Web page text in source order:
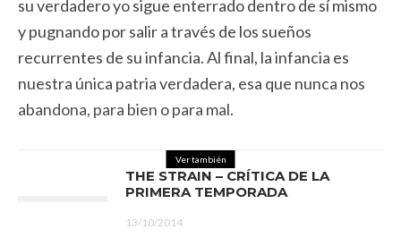
su verdadero yo sigue enterrado dentro de sí mismo
y pugnando por salir a través de los sueños
recurrentes de su infancia. Al final, la infancia es
nuestra única patria verdadera, esa que nunca nos
abandona, para bien o para mal.
Ver también
THE STRAIN – CRÍTICA DE LA
PRIMERA TEMPORADA
13/10/2014